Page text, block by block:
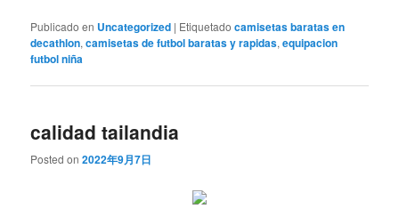
Publicado en Uncategorized | Etiquetado camisetas baratas en
decathlon,camisetas de futbol baratas y rapidas,equipacion
futbol niña
calidad tailandia
Posted on2022年9月7日